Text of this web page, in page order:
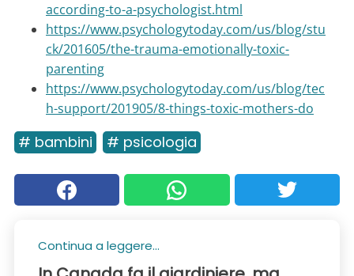
according-to-a-psychologist.html
https://www.psychologytoday.com/us/blog/stu
ck/201605/the-trauma-emotionally-toxic-
parenting
https://www.psychologytoday.com/us/blog/tec
h-support/201905/8-things-toxic-mothers-do
# bambini # psicologia
Continua a leggere...